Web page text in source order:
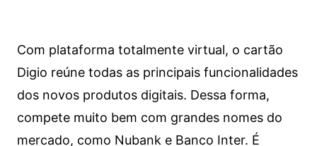
Com plataforma totalmente virtual, o cartão
Digio reúne todas as principais funcionalidades
dos novos produtos digitais. Dessa forma,
compete muito bem com grandes nomes do
mercado, como Nubank e Banco Inter. É